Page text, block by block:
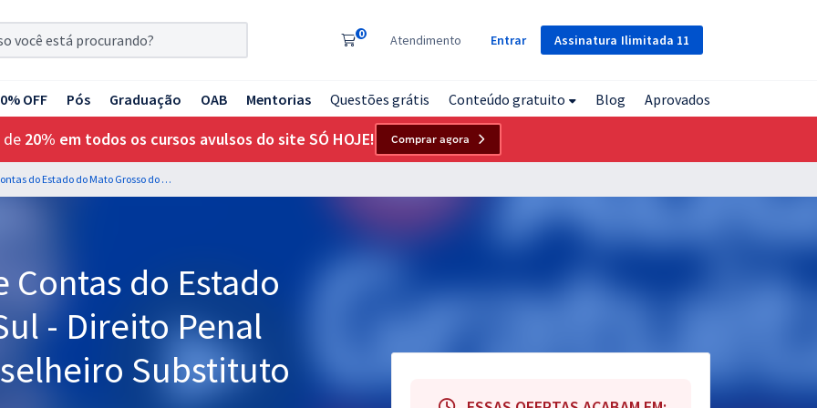
Assinatura Ilimitada 11
0 Atendimento Entrar
OFF Pós Graduação OAB Mentorias Questões grátis Conteúdo gratuito Blog Aprovados
de 20% em todos os cursos avulsos do site SÓ HOJE! Comprar agora
TCE MS - Tribunal de Contas do Estado do Mato Grosso do Sul - Direito Penal para o cargo de Conselheiro Substituto - Professor Érico Palazzo
Contas do Estado
- Direito Penal
Substituto